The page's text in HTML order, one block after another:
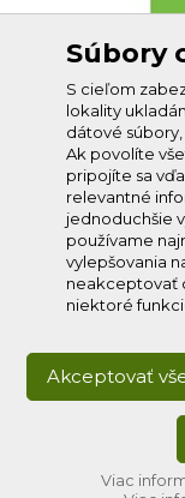
Súbory
S cieľom
lokality
dátové súbory,
Ak povolíte
pripojíte sa
relevantné
jednoduchšie
používame
vylepšovania
neakceptovať
niektoré
Akceptovať
Viac